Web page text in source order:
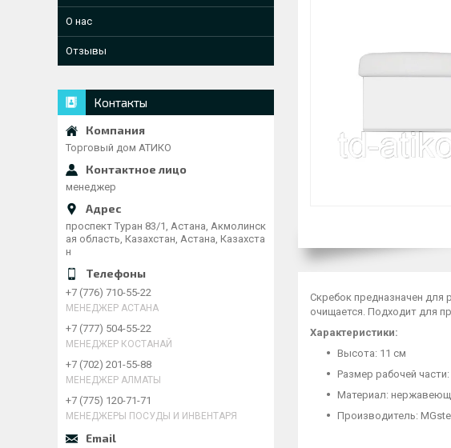
Скребок предназначен для
очищается. Подходит для
Характеристики:
Высота: 11 см
Размер рабочей части:
Материал:
Производитель:
О нас
Отзывы
Контакты
Торговый дом АТИКО
менеджер
проспект Туран 83/1, Астана, Акмолинск
ая область, Казахстан, Астана, Казахста
н
+7 (776) 710-55-22
МЕНЕДЖЕР АСТАНА
+7 (777) 504-55-22
МЕНЕДЖЕР КОСТАНАЙ
+7 (702) 201-55-88
МЕНЕДЖЕР АЛМАТЫ
+7 (775) 120-71-71
МЕНЕДЖЕРЫ ПОСУДЫ И ИНВЕНТАРЯ